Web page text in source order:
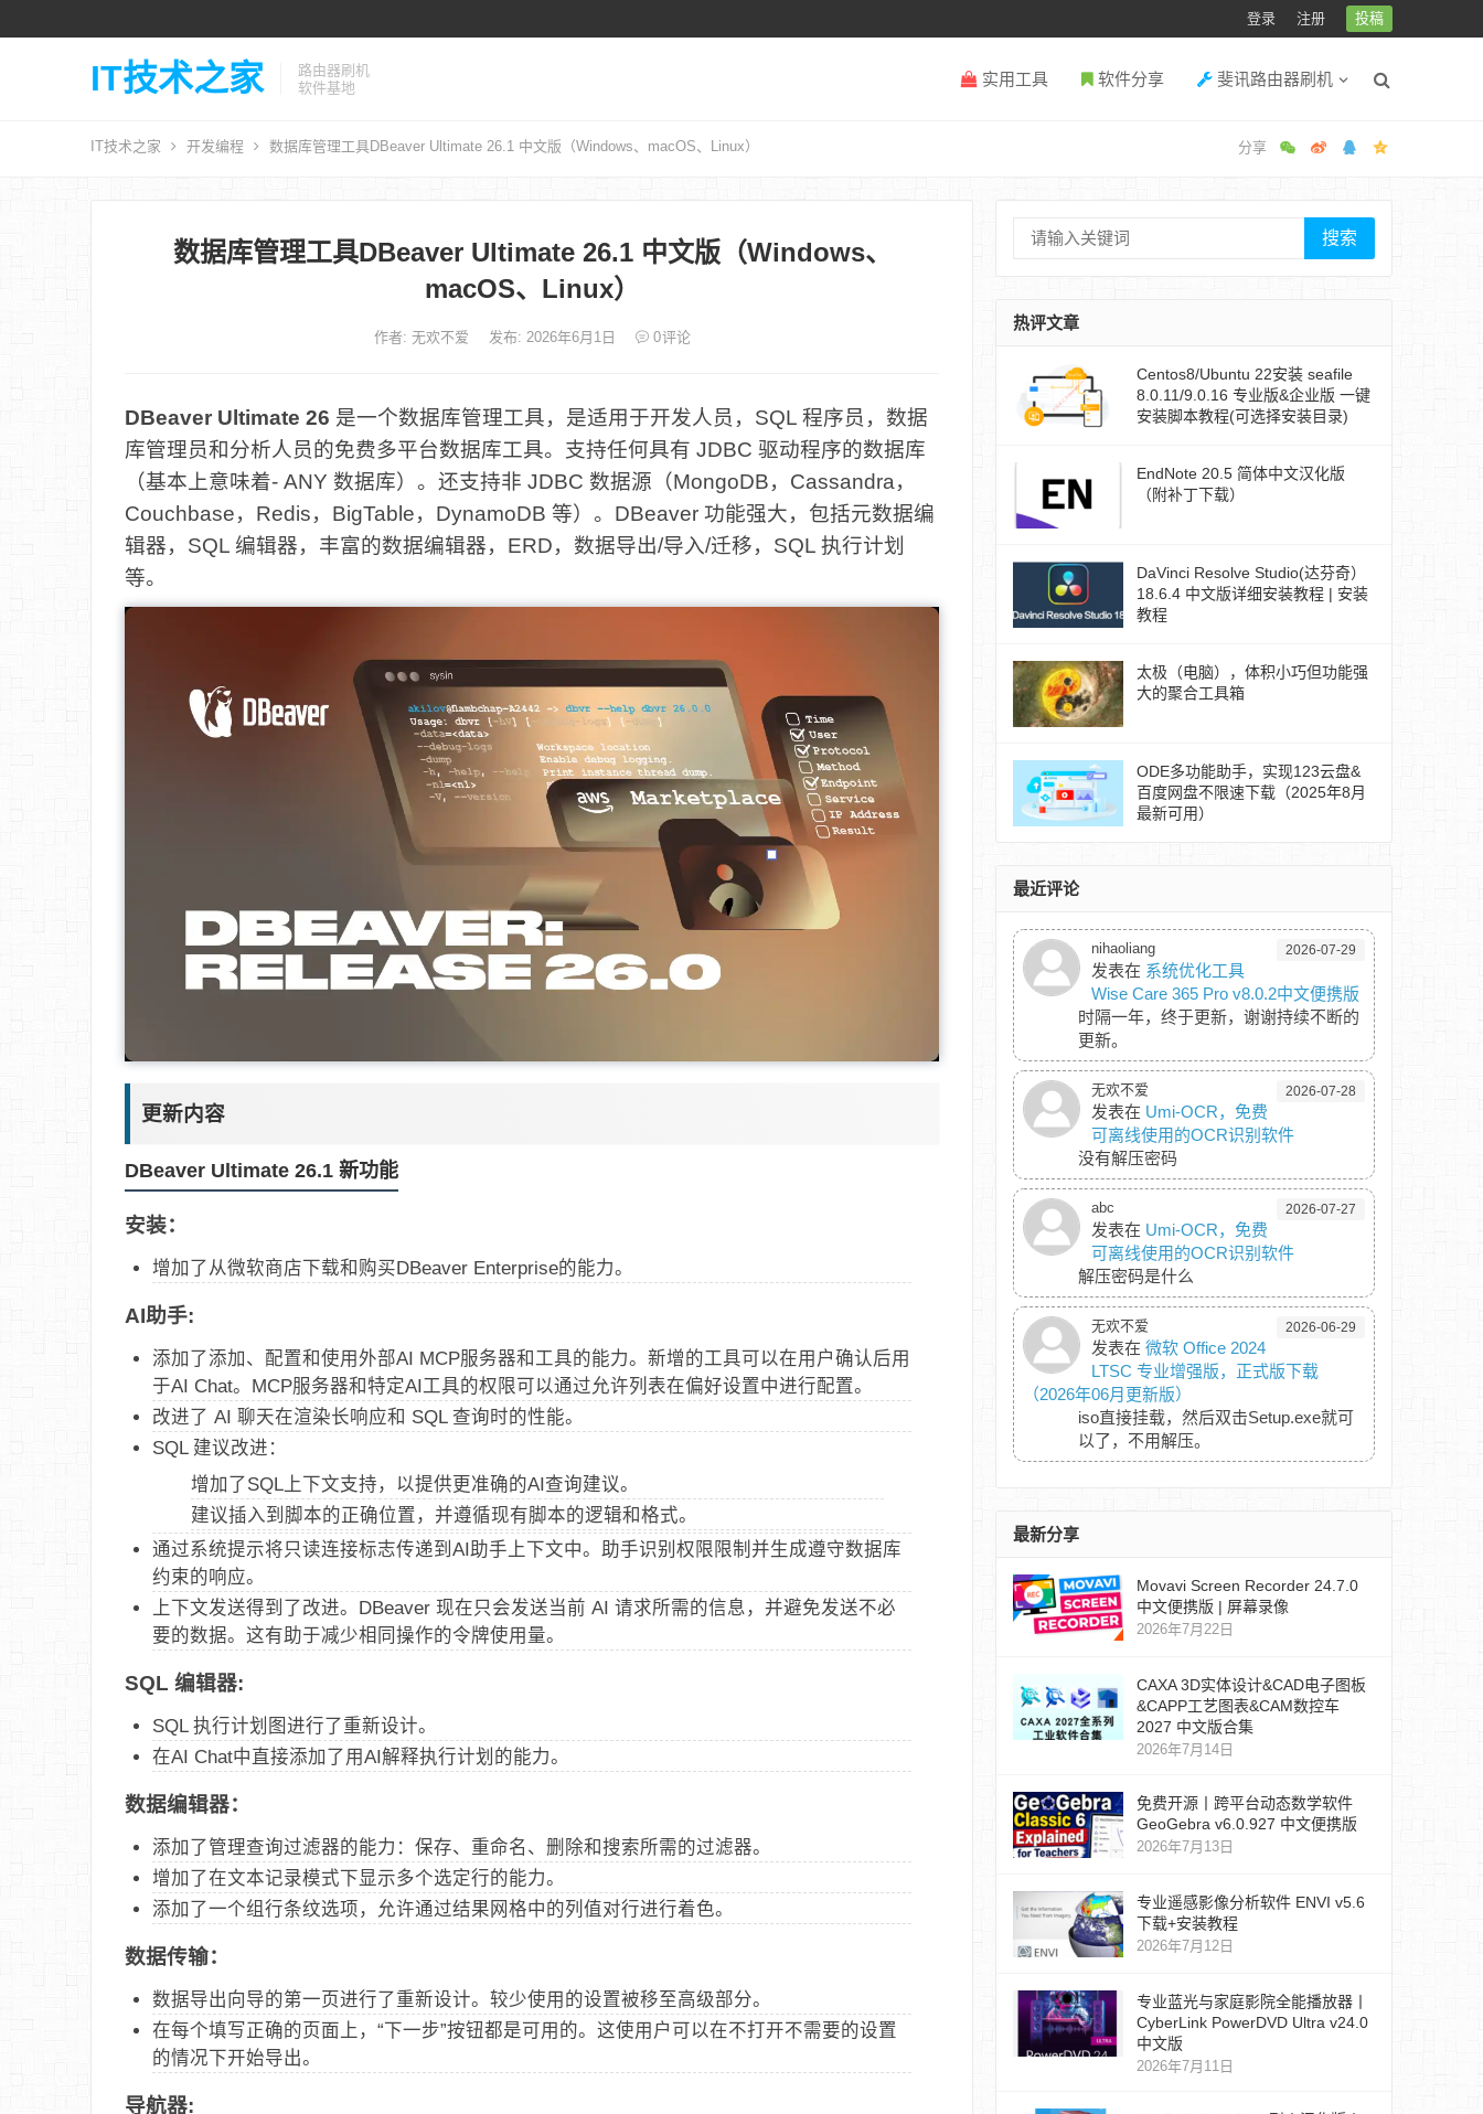
登录 注册 投稿
IT技术之家
路由器刷机
软件基地
实用工具 软件分享 斐讯路由器刷机
IT技术之家 开发编程 数据库管理工具DBeaver Ultimate 26.1 中文版（Windows、macOS、Linux）
数据库管理工具DBeaver Ultimate 26.1 中文版（Windows、
macOS、Linux）
作者: 无欢不爱 发布: 2026年6月1日 0评论
DBeaver Ultimate 26 是一个数据库管理工具，是适用于开发人员，SQL 程序员，数据
库管理员和分析人员的免费多平台数据库工具。支持任何具有 JDBC 驱动程序的数据库
（基本上意味着- ANY 数据库）。还支持非 JDBC 数据源（MongoDB，Cassandra，
Couchbase，Redis，BigTable，DynamoDB 等）。DBeaver 功能强大，包括元数据编
辑器，SQL 编辑器，丰富的数据编辑器，ERD，数据导出/导入/迁移，SQL 执行计划
等。
更新内容
DBeaver Ultimate 26.1 新功能
安装：
增加了从微软商店下载和购买DBeaver Enterprise的能力。
AI助手:
添加了添加、配置和使用外部AI MCP服务器和工具的能力。新增的工具可以在用户确认后用
于AI Chat。MCP服务器和特定AI工具的权限可以通过允许列表在偏好设置中进行配置。
改进了 AI 聊天在渲染长响应和 SQL 查询时的性能。
SQL 建议改进：
增加了SQL上下文支持，以提供更准确的AI查询建议。
建议插入到脚本的正确位置，并遵循现有脚本的逻辑和格式。
通过系统提示将只读连接标志传递到AI助手上下文中。助手识别权限限制并生成遵守数据库
约束的响应。
上下文发送得到了改进。DBeaver 现在只会发送当前 AI 请求所需的信息，并避免发送不必
要的数据。这有助于减少相同操作的令牌使用量。
SQL 编辑器:
SQL 执行计划图进行了重新设计。
在AI Chat中直接添加了用AI解释执行计划的能力。
数据编辑器：
添加了管理查询过滤器的能力：保存、重命名、删除和搜索所需的过滤器。
增加了在文本记录模式下显示多个选定行的能力。
添加了一个组行条纹选项，允许通过结果网格中的列值对行进行着色。
数据传输：
数据导出向导的第一页进行了重新设计。较少使用的设置被移至高级部分。
在每个填写正确的页面上，“下一步”按钮都是可用的。这使用户可以在不打开不需要的设置
的情况下开始导出。
导航器:
搜索
热评文章
Centos8/Ubuntu 22安装 seafile
8.0.11/9.0.16 专业版&企业版 一键
安装脚本教程(可选择安装目录)
EndNote 20.5 简体中文汉化版
（附补丁下载）
DaVinci Resolve Studio(达芬奇）
18.6.4 中文版详细安装教程 | 安装
教程
太极（电脑），体积小巧但功能强
大的聚合工具箱
ODE多功能助手，实现123云盘&
百度网盘不限速下载（2025年8月
最新可用）
最近评论
nihaoliang 2026-07-29
发表在 系统优化工具
Wise Care 365 Pro v8.0.2中文便携版
时隔一年，终于更新，谢谢持续不断的
更新。
无欢不爱 2026-07-28
发表在 Umi-OCR，免费
可离线使用的OCR识别软件
没有解压密码
abc 2026-07-27
发表在 Umi-OCR，免费
可离线使用的OCR识别软件
解压密码是什么
无欢不爱 2026-06-29
发表在 微软 Office 2024
LTSC 专业增强版，正式版下载
（2026年06月更新版）
iso直接挂载，然后双击Setup.exe就可
以了，不用解压。
最新分享
Movavi Screen Recorder 24.7.0
中文便携版 | 屏幕录像
2026年7月22日
CAXA 3D实体设计&CAD电子图板
&CAPP工艺图表&CAM数控车
2027 中文版合集
2026年7月14日
免费开源丨跨平台动态数学软件
GeoGebra v6.0.927 中文便携版
2026年7月13日
专业遥感影像分析软件 ENVI v5.6
下载+安装教程
2026年7月12日
专业蓝光与家庭影院全能播放器丨
CyberLink PowerDVD Ultra v24.0
中文版
2026年7月11日